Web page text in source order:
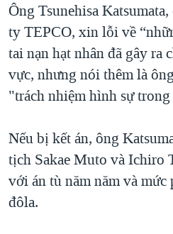
Ông Tsunehisa
ty TEPCO, xin lỗi về
tai nạn hạt nhân đã gây ra
vực, nhưng nói thêm là
"trách nhiệm hình sự
Nếu bị kết án, ông
tịch Sakae Muto và Ichiro
với án tù năm năm và
đôla.